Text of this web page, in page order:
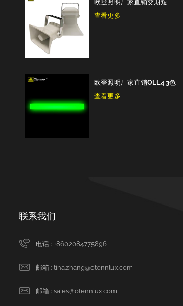
欧登照明厂家直销交期短
DOLSPK CAN/RS485/IO型
查看更多
欧登照明厂家直销OLL4 3色
Led三色信号条型灯
查看更多
联系我们
电话 : +8602084775896
邮箱 : tina.zhang@otennlux.com
邮箱 : sales@otennlux.com